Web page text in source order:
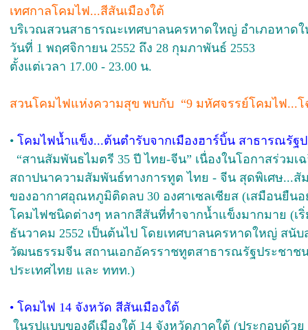
เทศกาลโคมไฟ...สีสันเมืองใต้
บริเวณสวนสาธารณะเทศบาลนครหาดใหญ่ อำเภอหาด
วันที่ 1 พฤศจิกายน 2552 ถึง 28 กุมภาพันธ์ 2553
ตั้งแต่เวลา 17.00 - 23.00 น.
สวนโคมไฟแห่งความสุข พบกับ “9 มหัศจรรย์โคมไฟ...โ
• โคมไฟน้ำแข็ง...ต้นตำรับจากเมืองฮาร์บิ้น สาธารณรัฐ
“สานสัมพันธไมตรี 35 ปี ไทย-จีน” เนื่องในโอกาสร่วมเ
สถาปนาความสัมพันธ์ทางการทูต ไทย - จีน สุดพิเศษ...สั
ของอากาศอุณหภูมิติดลบ 30 องศาเซลเซียส (เสมือนยืน
โคมไฟชนิดต่างๆ หลากสีสันที่ทำจากน้ำแข็งมากมาย (เ
ธันวาคม 2552 เป็นต้นไป โดยเทศบาลนครหาดใหญ่ สนั
วัฒนธรรมจีน สถานเอกอัครราชทูตสาธารณรัฐประชาช
ประเทศไทย และ ททท.)
• โคมไฟ 14 จังหวัด สีสันเมืองใต้
ในรูปแบบของดีเมืองใต้ 14 จังหวัดภาคใต้ (ประกอบด้ว